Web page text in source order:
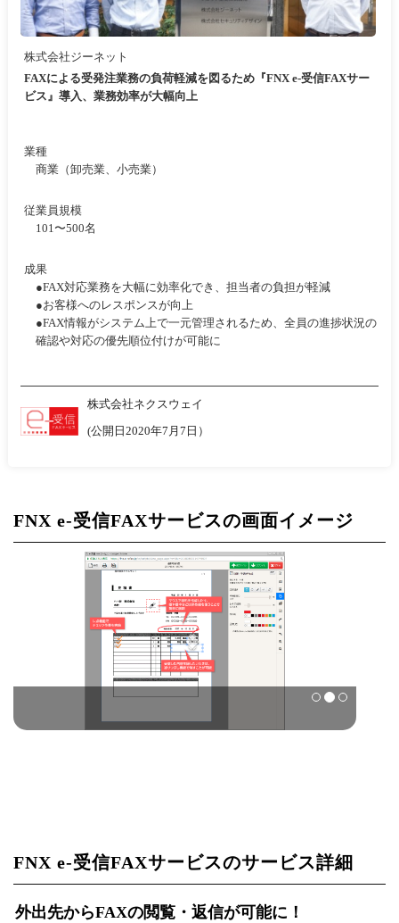
株式会社ジーネット
FAXによる受発注業務の負荷軽減を図るため『FNX e-受信FAXサー
ビス』導入、業務効率が大幅向上
業種
商業（卸売業、小売業）
従業員規模
101〜500名
成果
●FAX対応業務を大幅に効率化でき、担当者の負担が軽減
●お客様へのレスポンスが向上
●FAX情報がシステム上で一元管理されるため、全員の進捗状況の
確認や対応の優先順位付けが可能に
株式会社ネクスウェイ
(公開日2020年7月7日）
FNX e-受信FAXサービスの画面イメージ
FNX e-受信FAXサービスのサービス詳細
外出先からFAXの閲覧・返信が可能に！